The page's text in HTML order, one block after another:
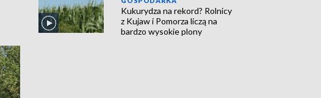
Kukurydza na rekord? Rolnicy
z Kujaw i Pomorza liczą na
bardzo wysokie plony